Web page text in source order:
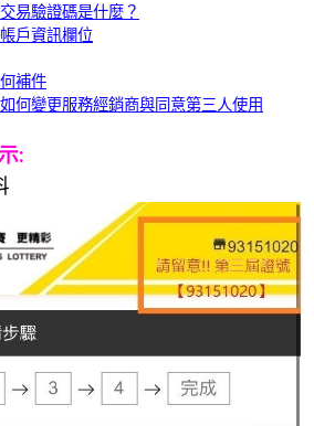
易驗證碼是什麼？
戶資訊欄位
補件
何變更服務經銷商與同意第三人使用
: